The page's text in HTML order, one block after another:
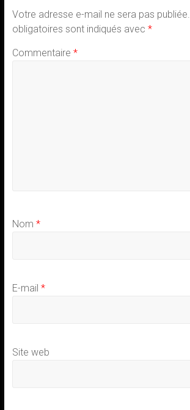
Votre adresse e-mail ne sera pas publiée.
obligatoires sont indiqués avec *
Commentaire *
Nom *
E-mail *
Site web